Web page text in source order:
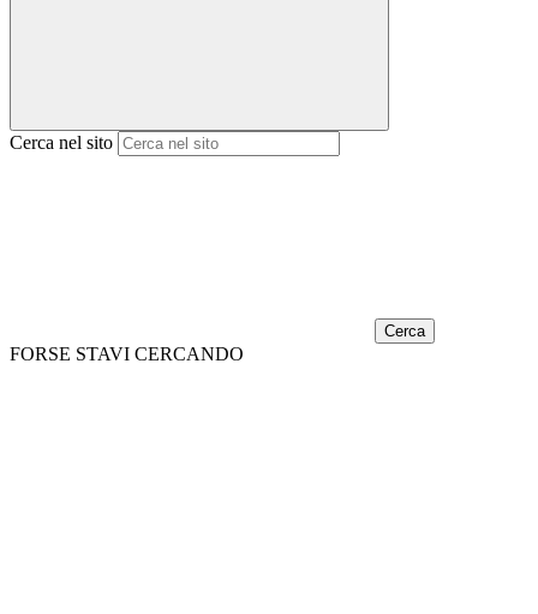
Cerca nel sito
Cerca
FORSE STAVI CERCANDO